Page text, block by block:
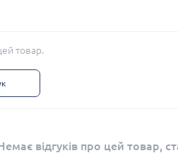
товар.
відгуків про цей товар,